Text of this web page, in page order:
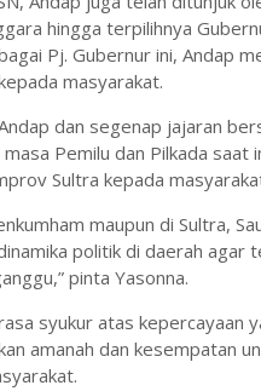
hingga terpilihnya
Pj. Gubernur ini, Andap
masyarakat.
dan segenap jajaran
Pemilu dan Pilkada saat
Sultra kepada
maupun di Sultra,
politik di daerah agar
pinta Yasonna.
syukur atas kepercayaan
amanah dan kesempatan